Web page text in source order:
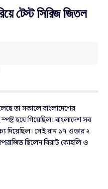
টেস্ট সিরিজ জিতল
তা সকালে বাংলাদেশের
হযে গিয়েছিল। বাংলাদেশ সব
দিয়েছিল। সেই রান ১৭ ওভার ২
ছিলেন বিরাট কোহলি ও